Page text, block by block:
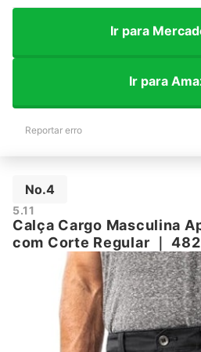
Ir para
Ir para
Reportar erro
No.4
5.11
Calça Cargo Masculina
com Corte Regular ｜